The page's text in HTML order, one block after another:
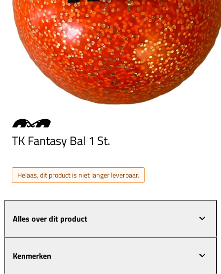
TK Fantasy Bal 1 St.
Helaas, dit product is niet langer leverbaar.
Alles over dit product
Kenmerken